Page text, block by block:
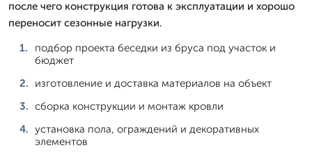
после чего конструкция готова к эксплуатации и хорошо
переносит сезонные нагрузки.
подбор проекта беседки из бруса под участок и
бюджет
изготовление и доставка материалов на объект
сборка конструкции и монтаж кровли
установка пола, ограждений и декоративных
элементов